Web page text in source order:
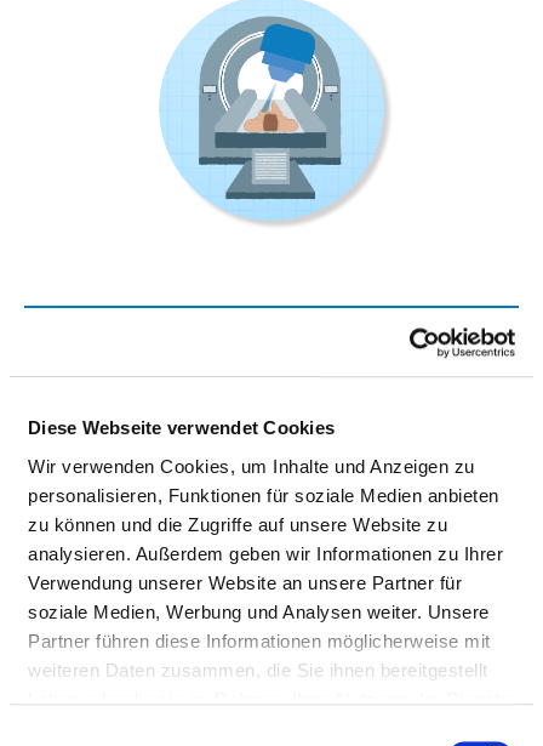
Diese Webseite verwendet Cookies
Wir verwenden Cookies, um Inhalte und Anzeigen zu
personalisieren, Funktionen für soziale Medien anbieten
zu können und die Zugriffe auf unsere Website zu
analysieren. Außerdem geben wir Informationen zu Ihrer
Verwendung unserer Website an unsere Partner für
soziale Medien, Werbung und Analysen weiter. Unsere
Partner führen diese Informationen möglicherweise mit
weiteren Daten zusammen, die Sie ihnen bereitgestellt
INSTITUT FÜR DIAGNOSTISCHE UND
Josef-Schneider-Straße 11
97080 Würzburg
Tel.:0931-201-34791
Fax: 0931-201-34803
Mail: ed.wku@m_mahp
Anfahrt